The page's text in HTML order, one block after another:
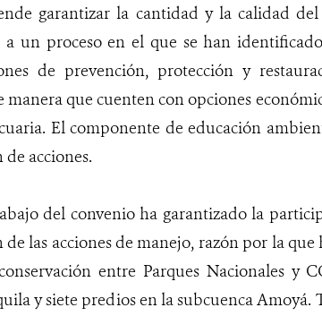
garantizar la cantidad y la calidad
a un proceso en el que se han
de prevención, protección y
manera que cuenten con opciones
El componente de educación
acciones.
del convenio ha garantizado la
las acciones de manejo, razón por la
entre Parques Nacionales y
y siete predios en la subcuenca